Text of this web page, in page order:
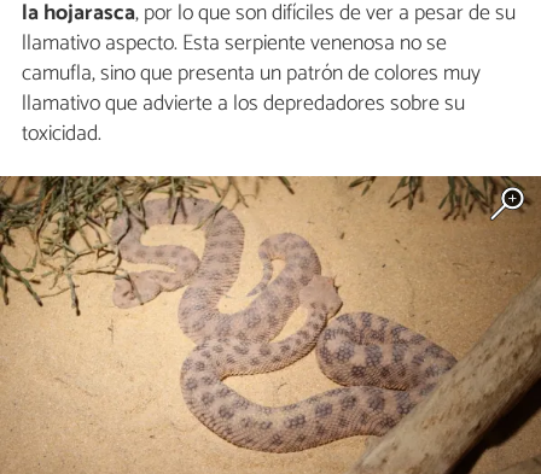
la hojarasca, por lo que son difíciles de ver a pesar de su
llamativo aspecto. Esta serpiente venenosa no se
camufla, sino que presenta un patrón de colores muy
llamativo que advierte a los depredadores sobre su
toxicidad.